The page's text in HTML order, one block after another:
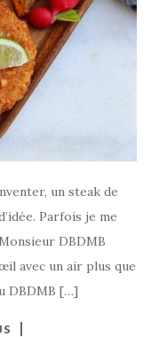
un steak de
Parfois je me
DBDMB
avec un air plus que
DBDMB […]